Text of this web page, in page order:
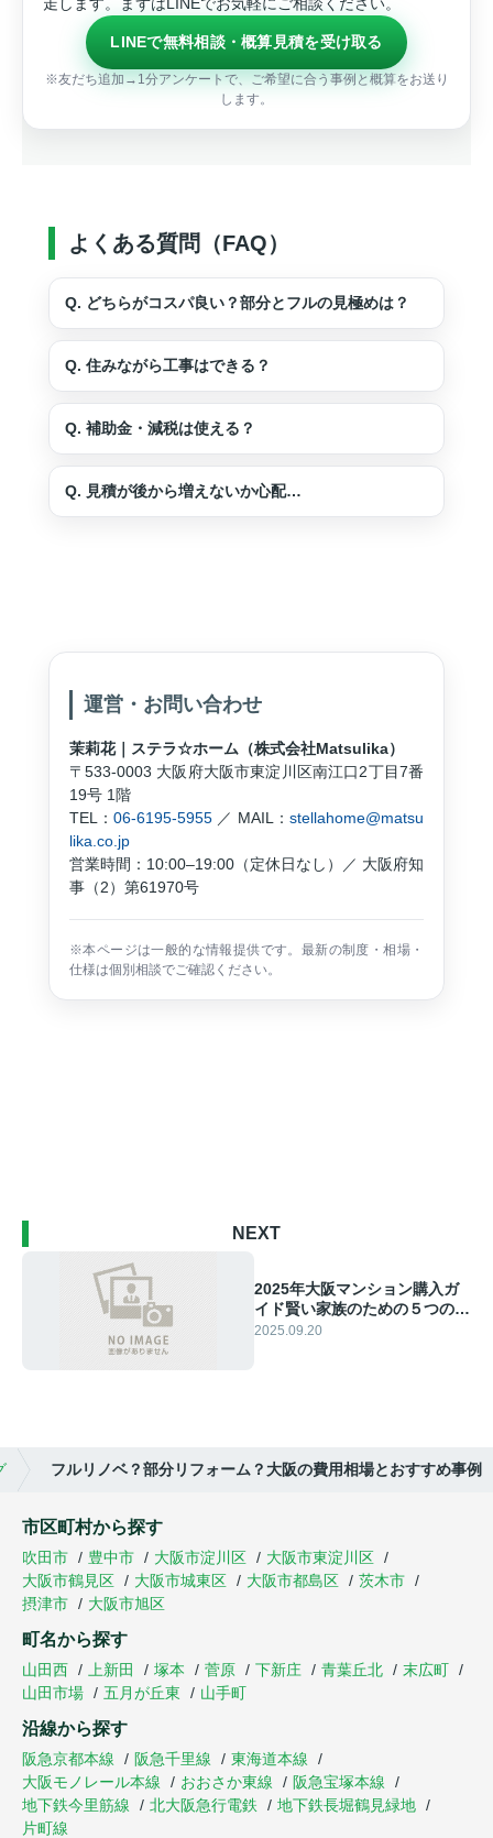
LINEで無料相談・概算見積を受け取る
※友だち追加→1分アンケートで、ご希望に合う事例と概算をお送り
します。
よくある質問（FAQ）
Q. どちらがコスパ良い？部分とフルの見極めは？
Q. 住みながら工事はできる？
Q. 補助金・減税は使える？
Q. 見積が後から増えないか心配…
運営・お問い合わせ
茉莉花｜ステラ☆ホーム（株式会社Matsulika）
〒533-0003 大阪府大阪市東淀川区南江口2丁目7番
19号 1階
TEL：06-6195-5955 ／ MAIL：stellahome@matsu
lika.co.jp
営業時間：10:00–19:00（定休日なし）／ 大阪府知
事（2）第61970号
※本ページは一般的な情報提供です。最新の制度・相場・
仕様は個別相談でご確認ください。
NEXT
2025年大阪マンション購入ガ
イド賢い家族のための５つの重
要なポイント
2025.09.20
フルリノベ？部分リフォーム？大阪の費用相場とおすすめ事例
市区町村から探す
吹田市 豊中市 大阪市淀川区
大阪市東淀川区
大阪市鶴見区
大阪市城東区 大阪市都島区
茨木市
摂津市
大阪市旭区
町名から探す
山田西 上新田 塚本 菅原 下新庄 青葉丘北
末広町
山田市場
五月が丘東 山手町
沿線から探す
阪急京都本線 阪急千里線
東海道本線
大阪モノレール本線
おおさか東線
阪急宝塚本線
地下鉄今里筋線
北大阪急行電鉄
地下鉄長堀鶴見緑地
片町線